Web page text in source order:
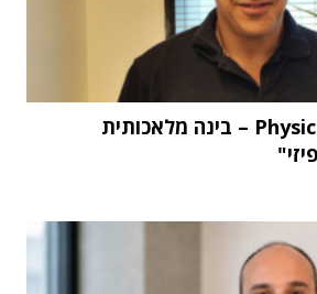
"העתיד הוא Physical AI – בינה מלאכותית